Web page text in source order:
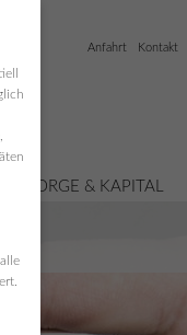
Anfahrt Kontakt
& KAPITAL